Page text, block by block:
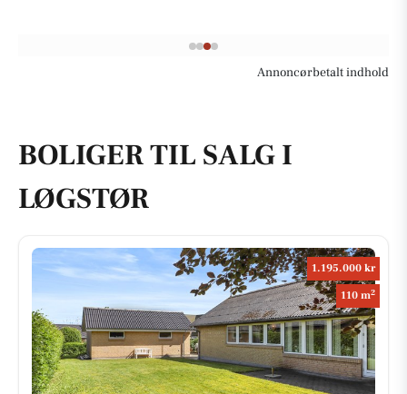
Annoncørbetalt indhold
BOLIGER TIL SALG I
LØGSTØR
1.195.000 kr
110 m2